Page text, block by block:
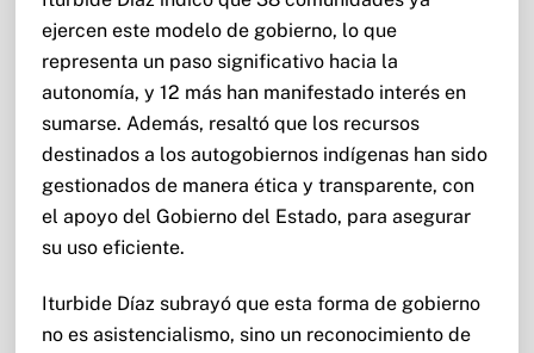
ejercen este modelo de gobierno, lo que
representa un paso significativo hacia la
autonomía, y 12 más han manifestado interés en
sumarse. Además, resaltó que los recursos
destinados a los autogobiernos indígenas han sido
gestionados de manera ética y transparente, con
el apoyo del Gobierno del Estado, para asegurar
su uso eficiente.
Iturbide Díaz subrayó que esta forma de gobierno
no es asistencialismo, sino un reconocimiento de